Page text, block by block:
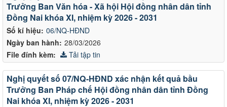
Số kí hiệu: 06/NQ-HĐND
Ngày ban hành: 28/03/2026
Trưởng Ban Văn hóa - Xã hội Hội đồng nhân dân tỉnh
Đồng Nai khóa XI, nhiệm kỳ 2026 - 2031
File đính kèm: Tải tập tin
Nghị quyết số 07/NQ-HĐND xác nhận kết quả bầu
Trưởng Ban Pháp chế Hội đồng nhân dân tỉnh Đồng
Nai khóa XI, nhiệm kỳ 2026 - 2031